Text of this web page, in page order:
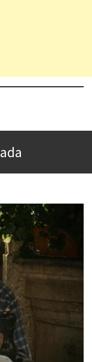
é a resposta